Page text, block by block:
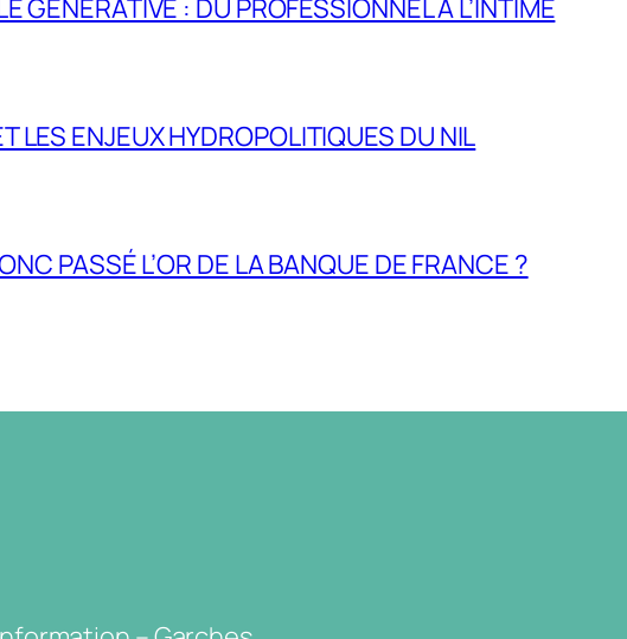
GÉNÉRATIVE : DU PROFESSIONNEL À L’INTIME
LES ENJEUX HYDROPOLITIQUES DU NIL
PASSÉ L’OR DE LA BANQUE DE FRANCE ?